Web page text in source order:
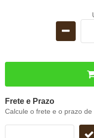
Frete e Prazo
Calcule o frete e o prazo